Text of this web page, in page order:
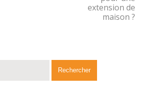
extension de
maison ?